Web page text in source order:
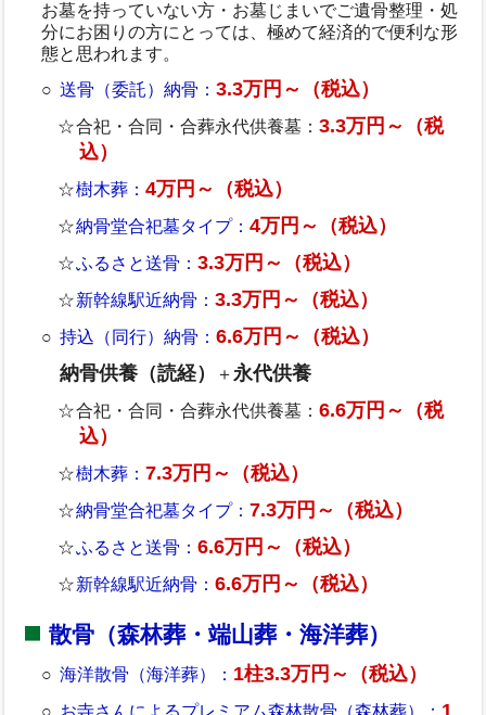
お墓を持っていない方・お墓じまいでご遺骨整理・処
分にお困りの方にとっては、極めて経済的で便利な形
態と思われます。
送骨（委託）納骨：3.3万円～（税込）
合祀・合同・合葬永代供養墓：3.3万円～（税
込）
樹木葬：4万円～（税込）
納骨堂合祀墓タイプ：4万円～（税込）
ふるさと送骨：3.3万円～（税込）
新幹線駅近納骨：3.3万円～（税込）
持込（同行）納骨：6.6万円～（税込）
納骨供養（読経）
＋永代供養
合祀・合同・合葬永代供養墓：6.6万円～（税
込）
樹木葬：7.3万円～（税込）
納骨堂合祀墓タイプ：7.3万円～（税込）
ふるさと送骨：6.6万円～（税込）
新幹線駅近納骨：6.6万円～（税込）
散骨（森林葬・端山葬・海洋葬）
海洋散骨（海洋葬）： 1柱3.3万円～（税込）